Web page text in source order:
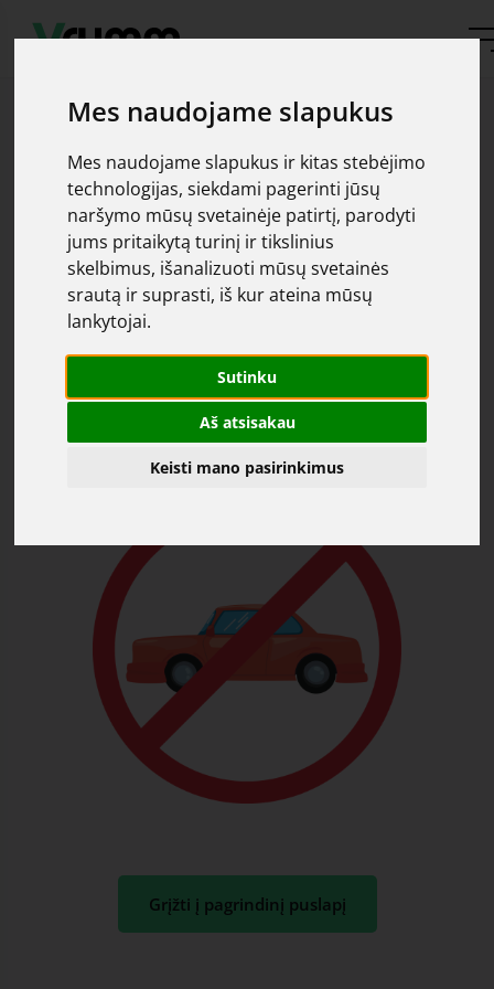
Mes naudojame slapukus
Mes naudojame slapukus ir kitas stebėjimo
technologijas, siekdami pagerinti jūsų
naršymo mūsų svetainėje patirtį, parodyti
jums pritaikytą turinį ir tikslinius
skelbimus, išanalizuoti mūsų svetainės
srautą ir suprasti, iš kur ateina mūsų
lankytojai.
Sutinku
Aš atsisakau
Keisti mano pasirinkimus
Oops, automobilis
nerastas
Apgailestaujame, tačiau jūsų ieškomas automobilis
parduotas. Daugiau pasiūlymų galite rastičia
Grįžti į pagrindinį puslapį